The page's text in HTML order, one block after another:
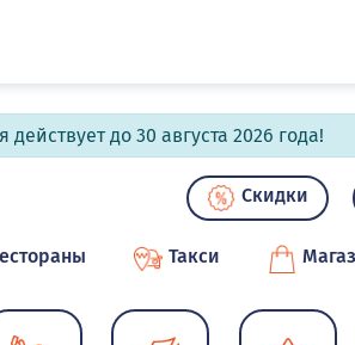
до 30 августа 2026 года!
Скидки
Такси